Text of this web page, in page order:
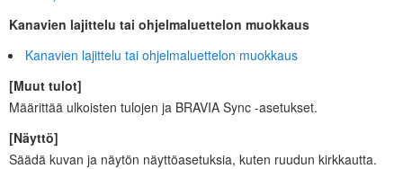
Kanavien lajittelu tai ohjelmaluettelon muokkaus
Kanavien lajittelu tai ohjelmaluettelon muokkaus
[Muut tulot]
Määrittää ulkoisten tulojen ja BRAVIA Sync -asetukset.
[Näyttö]
Säädä kuvan ja näytön näyttöasetuksia, kuten ruudun kirkkautta.